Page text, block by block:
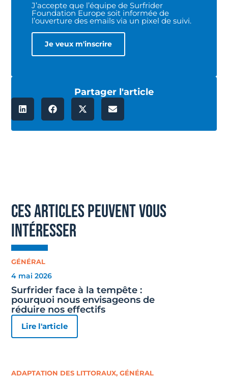
J’accepte que l’équipe de Surfrider
Foundation Europe soit informée de
l’ouverture des emails via un pixel de suivi.
Partager l'article
ces articles peuvent vous
intéresser
GÉNÉRAL
4 mai 2026
Surfrider face à la tempête :
pourquoi nous envisageons de
réduire nos effectifs
Lire l'article
ADAPTATION DES LITTORAUX,GÉNÉRAL